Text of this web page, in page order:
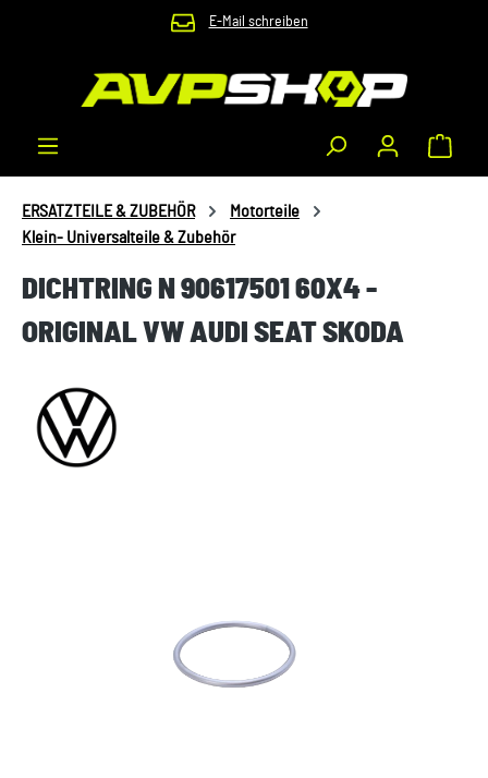
Zum Hauptinhalt springen E-Mail schreiben
ERSATZTEILE & ZUBEHÖR
Motorteile
Klein- Universalteile & Zubehör
DICHTRING N 90617501 60X4 -
ORIGINAL VW AUDI SEAT SKODA